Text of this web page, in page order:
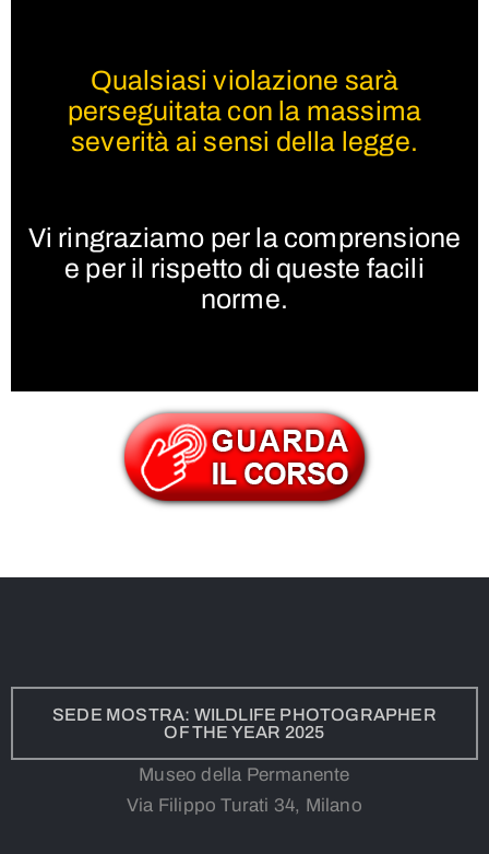
Qualsiasi violazione sarà
perseguitata con la massima
severità ai sensi della legge.
Vi ringraziamo per la comprensione
e per il rispetto di queste facili
norme.
SEDE MOSTRA: WILDLIFE PHOTOGRAPHER
OF THE YEAR 2025
Museo della Permanente
Via Filippo Turati 34, Milano